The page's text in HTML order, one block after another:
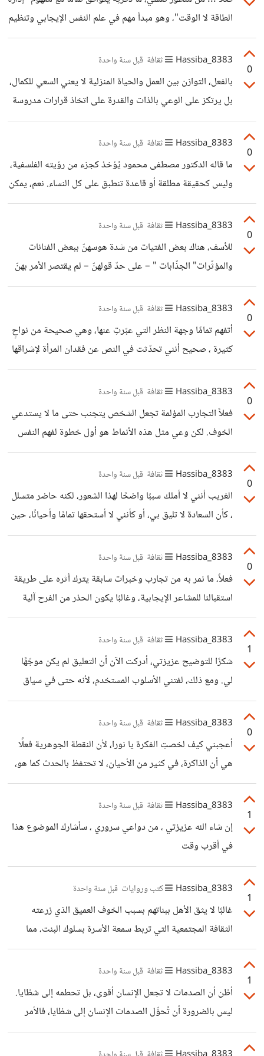
الطاقة لا الوقت"، وهو مبدأ مهم في علم النفس الإيجابي وتنظيم
الذات، حيث لا تُقاس الفعالية بعدد المهام المنجزة، بل بمدى
توافقها مع طاقتنا الحالية واستعدادنا النفسي. عندما تتراكم
الأدوار دون فواصل أو إعادة ترتيب للأولويات، يبدأ الجهاز
النفسي بالدخول في حالة "الإرهاق المزمن" حتى دون وعي
مباشر، وقد تظهر مؤشرات ذلك في صورة تقصير غير مقصود، أو
التدريجي، وحذف
0
8383_Hassiba ثقافة قبل سنة واحدة
بالفعل، التوازن بين العمل والحياة المنزلية لا يعني السعي للكمال،
بل يرتكز على الوعي بالذات والقدرة على اتخاذ قرارات مدروسة
تتماشى مع المرحلة التي نعيشها. من المهم أن تدرك المرأة أن
وضع الحدود الصحية لا يُعد أنانية، بل هو ضرورة للحفاظ على
الصحة النفسية والجسدية. كما أن القدرة على قول "لا" دون
شعور بالذنب تُعد من أهم مؤشرات النضج العاطفي. فالتوازن
0
8383_Hassiba ثقافة قبل سنة واحدة
ما قاله الدكتور مصطفى محمود يُؤخذ كجزء من رؤيته الفلسفية،
وليس كحقيقة مطلقة أو قاعدة تنطبق على كل النساء. نعم، يمكن
النظر إلى بعض ممارسات التجميل بوصفها نوعًا من الهروب ،
لكنها لا تعني بالضرورة أنها كذب. النساء – مثل الرجال – يتأثرن
بالضغط المجتمعي، وبما يُروَّج له ، فحين تصبح معايير القبول
مرتبطة بالشكل، يصبح التجميل وسيلة للتكيّف فقط . اما الكذب ،
0
8383_Hassiba ثقافة قبل سنة واحدة
للأسف، هناك بعض الفتيات من شدة هوسهنّ ببعض الفنانات
والمؤثّرات" الجذّابات " – على حدّ قولهنّ – لم يقتصر الأمر بهنّ
على تقليدهنّ في المستوى الظاهري فقط، بل تعدّى ذلك إلى
تقليد شخصيّاتهنّ أيضًا. منذ فترة قصيرة، صادفت تعليقًا لفتيات
على صفحة مؤثّرة في تطبيق "تيك توك"، كانت إحداهنّ تسأل
في تعليق كيف يمكنها امتلاك شخصيّة مثل شخصيّة تلك المؤثّرة
الجذّابة والجميلة (جمال اصطناعي طبعا ) .. فنصحتها إحدى
في الردّ،
0
8383_Hassiba ثقافة قبل سنة واحدة
أتفهم تمامًا وجهة النظر التي عبّرتِ عنها، وهي صحيحة من نواحٍ
كثيرة ، صحيح أنني تحدّثت في النص عن فقدان المرأة لإشراقها
حين تُلغي ذاتها تمامًا، لكن لم يكن المقصود أبدًا أن "عدم العمل"
يساوي "فقدان الذات"، بل المقصود هو إلغاء الاحتياجات
الداخلية والتجاهل المستمر للذات، سواء كانت المرأة عاملة أم
غير عاملة. المرأة المتفرغة لأسرتها يمكن أن تكون في قمّة
التوازن، والرضا، إذا كانت تعيش دورها عن قناعة وتملك مساحة
0
8383_Hassiba ثقافة قبل سنة واحدة
فعلاً التجارب المؤلمة تجعل الشخص يتجنب حتى ما لا يستدعي
الخوف. لكن وعي مثل هذه الأنماط هو أول خطوة لفهم النفس
وتغيير ردود أفعالها ..
0
8383_Hassiba ثقافة قبل سنة واحدة
الغريب أنني لا أملك سببًا واضحًا لهذا الشعور، لكنه حاضر متسلل
، كأن السعادة لا تليق بي، أو كأنني لا أستحقها تمامًا وأحيانًا، حين
أبتسم، أشعر أنني أرتكب خطأ، وأنني سأدفع ثمنه لاحقًا. تكرار
التجارب التي يقترن فيها الفرح بألم أو خسارة يؤدي إلى تكوّن
ارتباط شرطي في الدماغ بين الشعور الإيجابي واحتمال الخطر،
مما يدفع الجهاز العصبي إلى استنفار استجاباته التحذيرية كلما
0
8383_Hassiba ثقافة قبل سنة واحدة
فعلاً، ما نمر به من تجارب وخبرات سابقة يترك أثره على طريقة
استقبالنا للمشاعر الإيجابية، وغالبًا يكون الحذر من الفرح آلية
لحماية النفس من خيبة محتملة. وأنا أتفق معك أن تجاوز هذه
البرمجة لا يكون فقط من خلال الوعي المعرفي، بل يحتاج إلى
تدريب مستمر على الاستقبال، وعلى كسر أنماط التفكير القديمة
تدريجيًا.
1
8383_Hassiba ثقافة قبل سنة واحدة
شكرًا للتوضيح عزيزتي، أدركت الآن أن التعليق لم يكن موجّهًا
لي. ومع ذلك، لفتني الأسلوب المستخدم، لأنه حتى في سياق
الاختلاف العلمي، لا أرى مبررًا للحديث بلهجة تحمل استفزازًا أو
تقليلًا من الآخر. كان من الممكن طرح الفكرة بشكل أرقى وأكثر
احترامًا. فالاختلاف لا يُفسد المضمون، لكن الأسلوب قد يُفسد
الحوار
0
8383_Hassiba ثقافة قبل سنة واحدة
أعجبني كيف لخصتِ الفكرة يا نورا، لأن النقطة الجوهرية فعلًا
هي أن الذاكرة، في كثير من الأحيان، لا تحتفظ بالحدث كما هو،
بل تعيد تشكيله وفقًا للسياق والانفعالات، مما يجعل بعض
الذكريات أداة نفسية للتكيف أكثر من كونها سجلًا دقيقًا للواقع.
1
8383_Hassiba ثقافة قبل سنة واحدة
إن شاء الله عزيزتي ، من دواعي سروري ، سأشارك الموضوع هذا
في أقرب وقت
1
8383_Hassiba كتب وروايات قبل سنة واحدة
غالبًا لا يثق الأهل ببناتهم بسبب الخوف العميق الذي زرعته
الثقافة المجتمعية التي تربط سمعة الأسرة بسلوك البنت، مما
يدفع الأهل إلى التشدد والمراقبة بدافع الحماية ، لكن هذا الخوف
غالبًا ما يتحول إلى شك وتحكم حين يغيب الحوار والثقة
المتبادلة، ويظن الأهل أن السيطرة على الفتاة هي الطريقة
الوحيدة لضمان سلامتها، في حين أن الثقة والتربية الواعية هي
1
8383_Hassiba ثقافة قبل سنة واحدة
أظن أن الصدمات لا تجعل الإنسان أقوى، بل تحطمه إلى شظايا.
ليس بالضرورة أن تُحوِّل الصدمات الإنسان إلى شظايا، فالأمر
يعتمد على مرونة الشخص وصلابته النفسية. قد تؤثر صدمة
معيّنة في شخص، بينما يتجاوزها آخر بسهولة. كما أن الصدمة